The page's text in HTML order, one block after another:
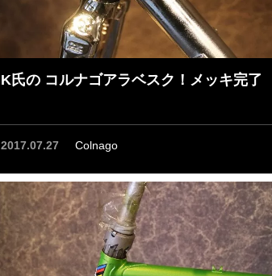
K氏の コルナゴアラベスク！メッキ完了
2017.07.27 Colnago